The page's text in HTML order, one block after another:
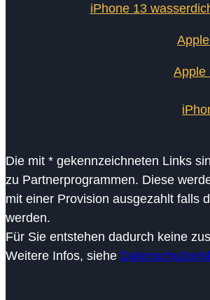
iPhone 13
Apple
Die mit * gekennzeichneten Links
zu Partnerprogrammen. Diese
mit einer Provision ausgezahlt falls
werden.
Für Sie entstehen dadurch keine
Weitere Infos, siehe